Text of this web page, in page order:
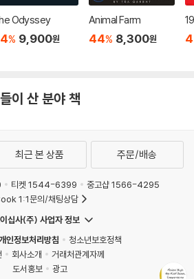
Odyssey
% 9,900원
Animal Farm
44% 8,300원
이 산 분야 책
최근 본 상품 주문/배송
티켓 1544-6399
중고샵 1566-4295
1:1문의/채팅상담
십사(주) 사업자 정보
인정보처리방침
청소년보호정책
회사소개
거래처관계자께
도서홍보
광고